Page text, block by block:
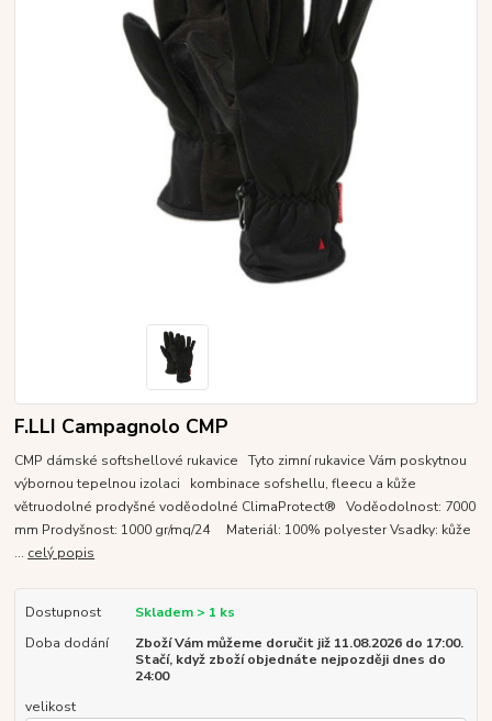
F.LLI Campagnolo CMP
CMP dámské softshellové rukavice Tyto zimní rukavice Vám poskytnou
výbornou tepelnou izolaci kombinace sofshellu, fleecu a kůže
větruodolné prodyšné voděodolné ClimaProtect® Voděodolnost: 7000
mm Prodyšnost: 1000 gr/mq/24 Materiál: 100% polyester Vsadky: kůže
... celý popis
Dostupnost
Skladem > 1 ks
Doba dodání
Zboží Vám můžeme doručit již 11.08.2026 do 17:00.
Stačí, když zboží objednáte nejpozději dnes do
24:00
velikost